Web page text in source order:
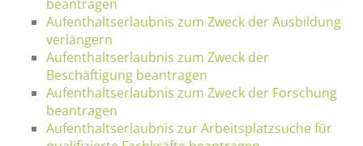
beantragen
Aufenthaltserlaubnis zum Zweck der Ausbildung
verlängern
Aufenthaltserlaubnis zum Zweck der
Beschäftigung beantragen
Aufenthaltserlaubnis zum Zweck der Forschung
beantragen
Aufenthaltserlaubnis zur Arbeitsplatzsuche für